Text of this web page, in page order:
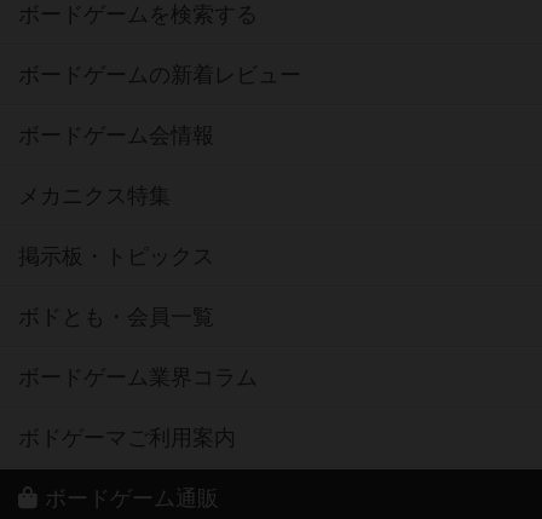
ボードゲームを検索する
ボードゲームの新着レビュー
ボードゲーム会情報
メカニクス特集
掲示板・トピックス
ボドとも・会員一覧
ボードゲーム業界コラム
ボドゲーマご利用案内
ボードゲーム通販